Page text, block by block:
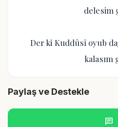
delesim
Der ki Kuddûsî oyub
kalasım
Paylaş ve Destekle
chat